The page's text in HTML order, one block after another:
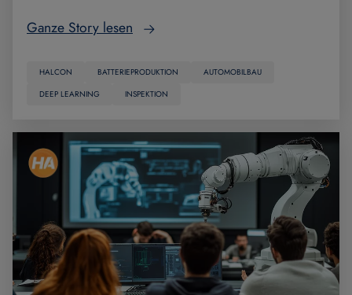
Ganze Story lesen
HALCON BATTERIEPRODUKTION
AUTOMOBILBAU
DEEP LEARNING
INSPEKTION